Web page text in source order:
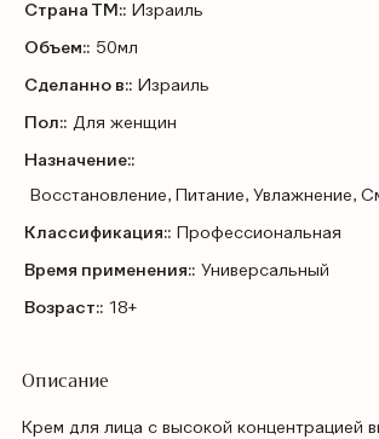
Страна ТМ:: Израиль
Объем:: 50мл
Сделанно в:: Израиль
Пол:: Для женщин
Назначение::
Восстановление, Питание, Увлажнение,
Классификация:: Профессиональная
Время применения:: Универсальный
Возраст:: 18+
Описание
Крем для лица с высокой концентрацией